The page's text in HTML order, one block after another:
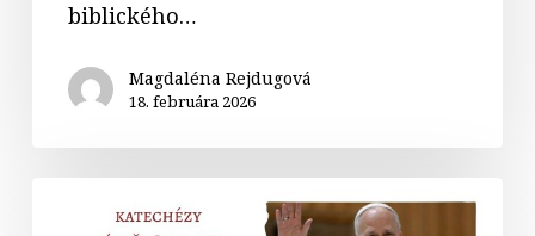
biblického…
Magdaléna Rejdugová
18. februára 2026